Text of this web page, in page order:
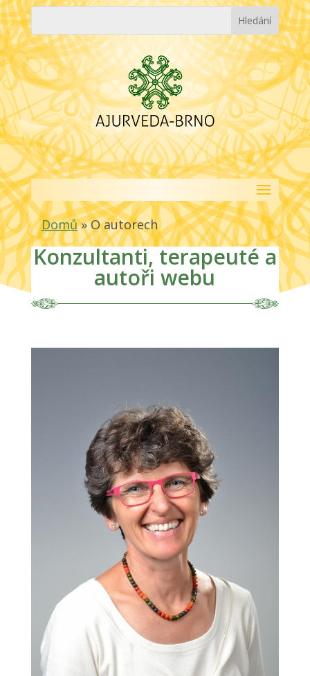
Domů»O autorech
Konzultanti, terapeuté a
autoři webu